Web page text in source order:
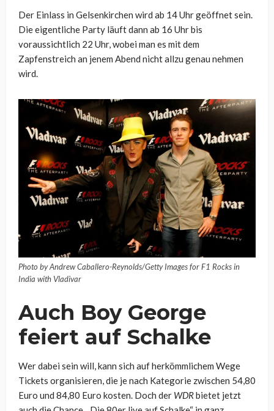
Der Einlass in Gelsenkirchen wird ab 14 Uhr geöffnet sein.
Die eigentliche Party läuft dann ab 16 Uhr bis
voraussichtlich 22 Uhr, wobei man es mit dem
Zapfenstreich an jenem Abend nicht allzu genau nehmen
wird.
Photo by Andrew Caballero-Reynolds/Getty Images for F1 Rocks in
India with Vladivar
Auch Boy George
feiert auf Schalke
Wer dabei sein will, kann sich auf herkömmlichem Wege
Tickets organisieren, die je nach Kategorie zwischen 54,80
Euro und 84,80 Euro kosten. Doch der WDRbietet jetzt